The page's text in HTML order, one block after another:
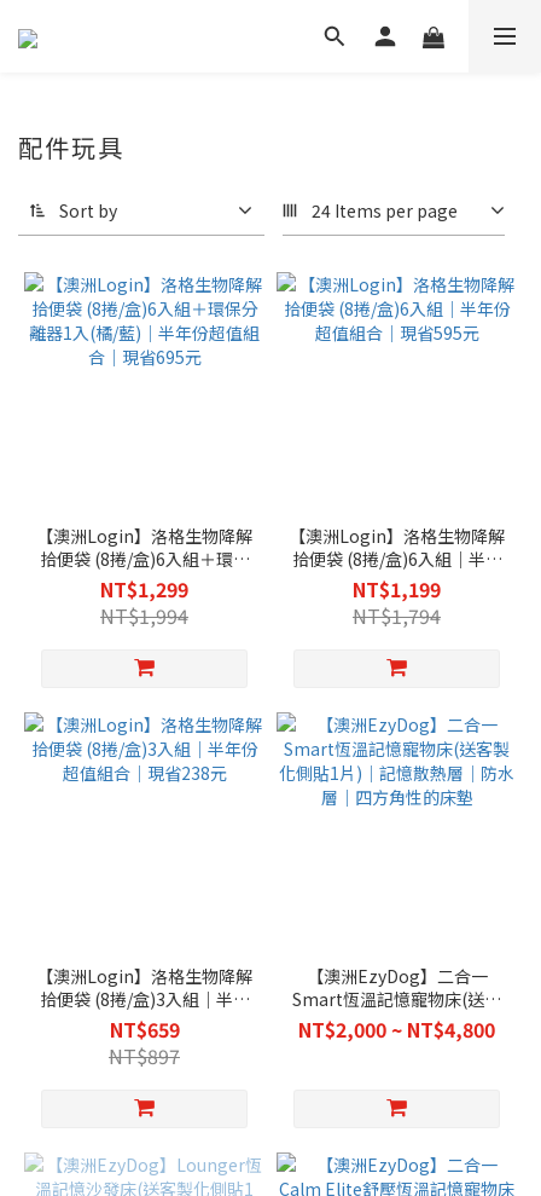
配件玩具
Sort by 24 Items per page
【澳洲Login】洛格生物降解
拾便袋 (8捲/盒)6入組＋環保
分離器1入(橘/藍)｜半年份超
值組合｜現省695元
NT$1,299
NT$1,994
【澳洲Login】洛格生物降解
拾便袋 (8捲/盒)6入組｜半年
份超值組合｜現省595元
NT$1,199
NT$1,794
【澳洲Login】洛格生物降解
拾便袋 (8捲/盒)3入組｜半年
份超值組合｜現省238元
NT$659
NT$897
【澳洲EzyDog】二合一
Smart恆溫記憶寵物床(送客
製化側貼1片)｜記憶散熱層
｜防水層｜四方角性的床墊
NT$2,000 ~ NT$4,800